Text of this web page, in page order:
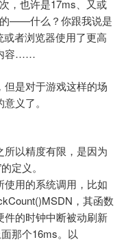
，也许是17ms、又或
——什么？你跟我说是
者浏览器使用了更高
容……
是对于游戏这样的场
义了。
所以精度有限，是因为
定义。
使用的系统调用，比如
，其函数
件的时钟中断被动刷新
那个16ms。以